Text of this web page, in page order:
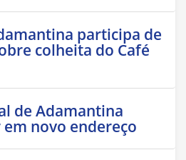
participa de
colheita do Café
de Adamantina
novo endereço